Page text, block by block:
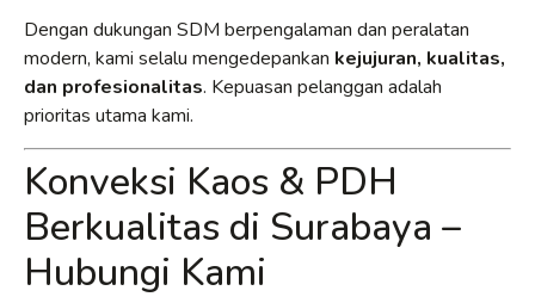
Dengan dukungan SDM berpengalaman dan peralatan
modern, kami selalu mengedepankan kejujuran, kualitas,
dan profesionalitas. Kepuasan pelanggan adalah
prioritas utama kami.
Konveksi Kaos & PDH
Berkualitas di Surabaya –
Hubungi Kami